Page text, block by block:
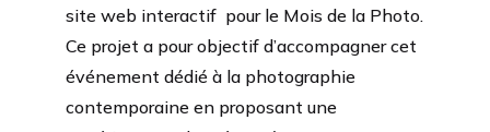
site web interactif pour le Mois de la Photo.
Ce projet a pour objectif d’accompagner cet
événement dédié à la photographie
contemporaine en proposant une